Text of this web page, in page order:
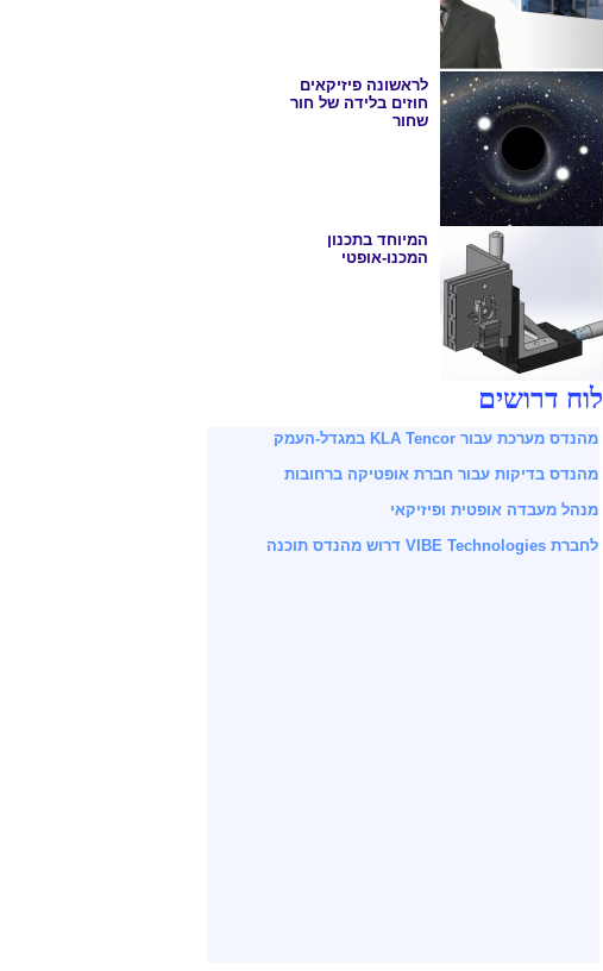
לראשונה פיזיקאים
חוזים בלידה של חור
שחור
המיוחד בתכנון
המכנו-אופטי
לוח דרושים
מהנדס מערכת עבור KLA Tencor במגדל-העמק
מהנדס בדיקות עבור חברת אופטיקה ברחובות
מנהל מעבדה אופטית ופיזיקאי
לחברת VIBE Technologies דרוש מהנדס תוכנה